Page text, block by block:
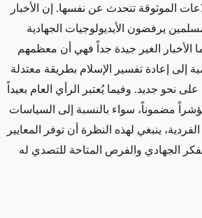
الموثوقة تتحدث عن نفسها. إن الأخبار
يرفضون الأيديولوجيات الجهادية
الأخبار الغير جيدة جداً فهي أن معظمهم
إلى إعادة تفسير الإسلام بطريقة معتدلة
نحو جديد. وفيما يُعتبر الرأي العام بعيداً
مضموناً، سواء بالنسبة إلى السياسات
ينبغي لهذه النظرة أن توفر المعايير
الجهادي والفرص المتاحة للتصدي له